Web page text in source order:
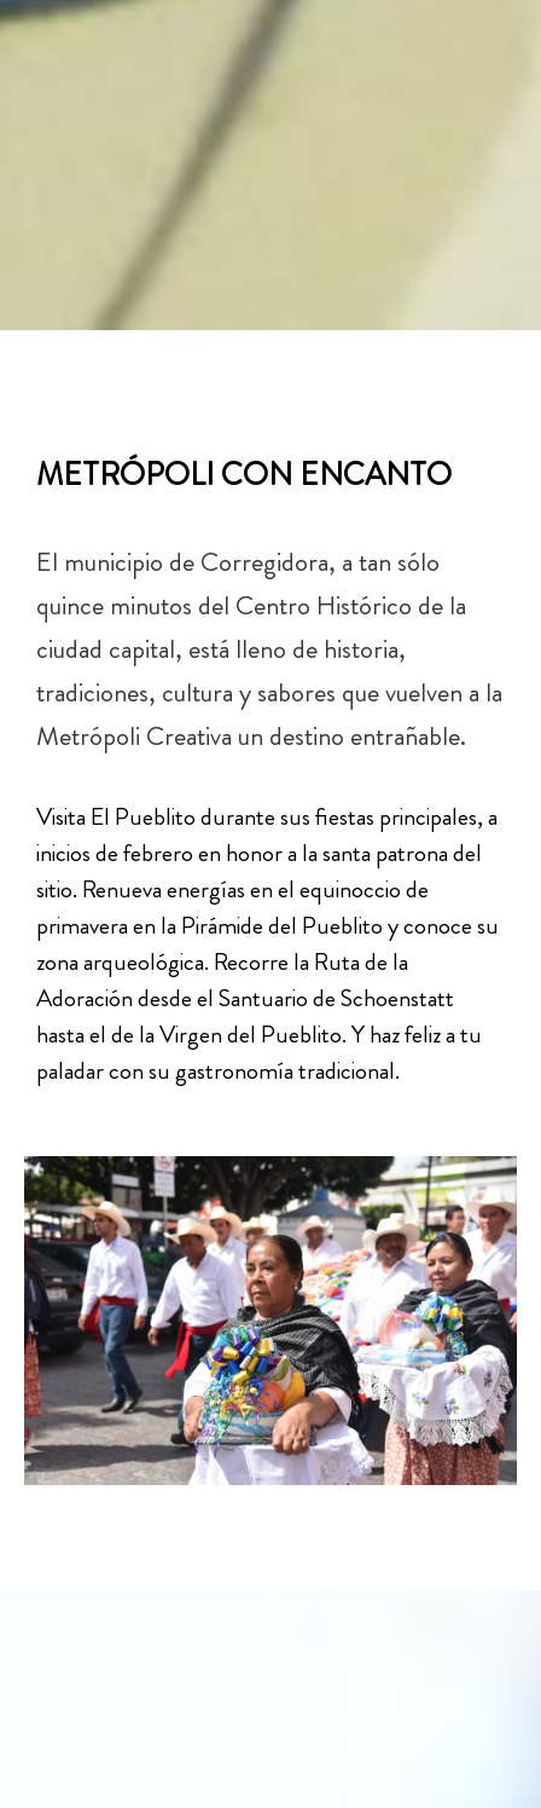
METRÓPOLI CON ENCANTO
El municipio de Corregidora, a tan sólo
quince minutos del Centro Histórico de la
ciudad capital, está lleno de historia,
tradiciones, cultura y sabores que vuelven a la
Metrópoli Creativa un destino entrañable.
Visita El Pueblito durante sus fiestas principales, a
inicios de febrero en honor a la santa patrona del
sitio. Renueva energías en el equinoccio de
primavera en la Pirámide del Pueblito y conoce su
zona arqueológica. Recorre la Ruta de la
Adoración desde el Santuario de Schoenstatt
hasta el de la Virgen del Pueblito. Y haz feliz a tu
paladar con su gastronomía tradicional.